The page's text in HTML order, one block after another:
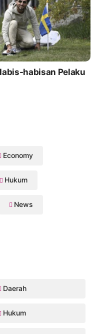
habisan Pelaku
Economy
Hukum
News
Daerah
Hukum